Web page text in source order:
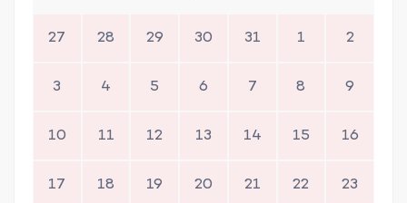
27 28 29 30 31 1 2
3 4 5 6 7 8 9
10 11 12 13 14 15 16
17 18 19 20 21 22 23